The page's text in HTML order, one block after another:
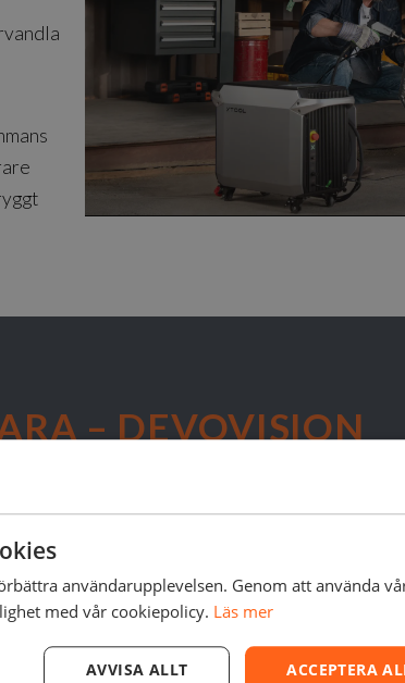
– DEVOVISION
PROJEKT MED AI
användarupplevelsen. Genom att använda
med vår cookiepolicy. Läs mer
ACCEPTERA
AVVISA ALLT